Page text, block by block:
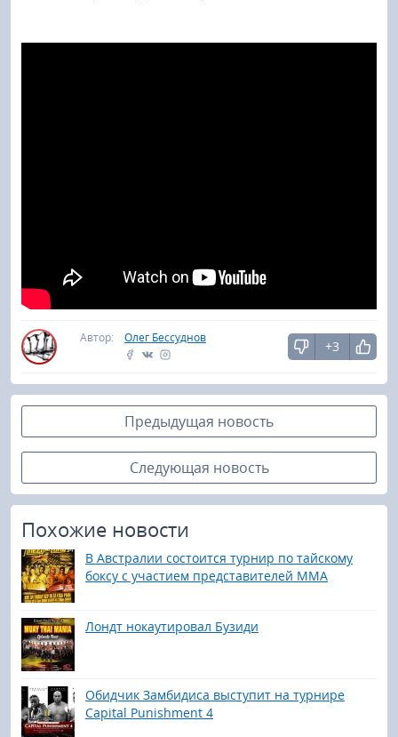
Автор: Олег Бессуднов
+3
Предыдущая новость
Следующая новость
Похожие новости
В Австралии состоится турнир по тайскому
боксу с участием представителей ММА
Лондт нокаутировал Бузиди
Обидчик Замбидиса выступит на турнире
Capital Punishment 4